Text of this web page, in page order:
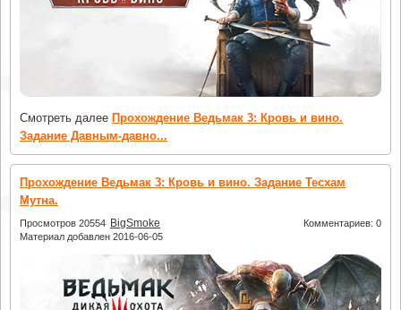
Смотреть далее Прохождение Ведьмак 3: Кровь и вино.
Задание Давным-давно...
Прохождение Ведьмак 3: Кровь и вино. Задание Тесхам
Мутна.
Просмотров 20554 BigSmoke
Материал добавлен 2016-06-05
Комментариев: 0